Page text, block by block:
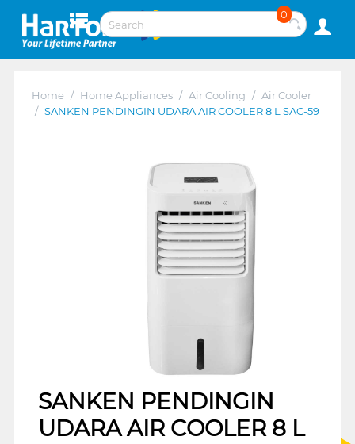
0
Home / Home Appliances / Air Cooling / Air Cooler
/ SANKEN PENDINGIN UDARA AIR COOLER 8 L SAC-59
SANKEN PENDINGIN
UDARA AIR COOLER 8 L